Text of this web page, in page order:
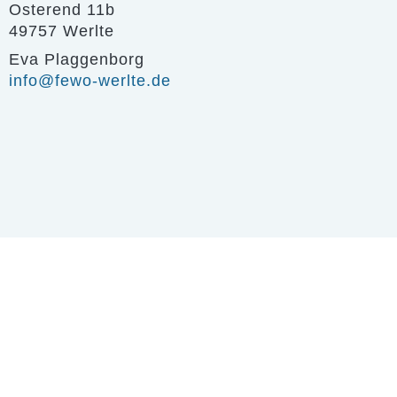
Osterend 11b
49757 Werlte
Eva Plaggenborg
info@fewo-werlte.de